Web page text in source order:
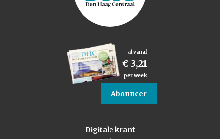
al vanaf
€ 3,21
per week
Abonneer
Digitale krant